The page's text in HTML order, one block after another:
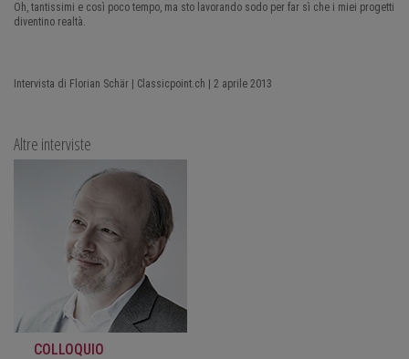
Oh, tantissimi e così poco tempo, ma sto lavorando sodo per far sì che i miei progetti
diventino realtà.
Intervista di Florian Schär | Classicpoint.ch | 2 aprile 2013
Altre interviste
COLLOQUIO